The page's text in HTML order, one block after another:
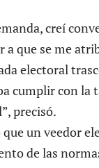
creí
a que se me
electoral
cumplir con la
precisó.
un veedor
de las